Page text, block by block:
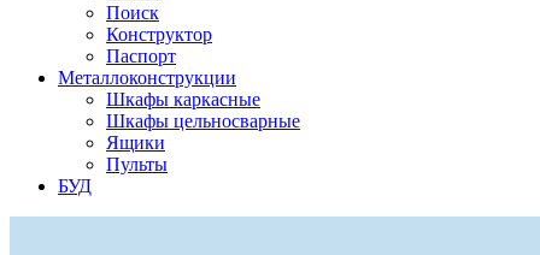
Поиск
Конструктор
Паспорт
Металлоконструкции
Шкафы каркасные
Шкафы цельносварные
Ящики
Пульты
БУД